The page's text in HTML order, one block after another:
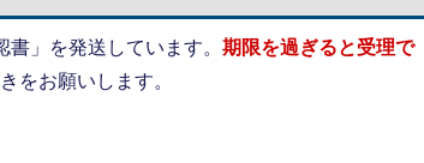
」を発送しています。 期限を過ぎると受理で
をお願いします。